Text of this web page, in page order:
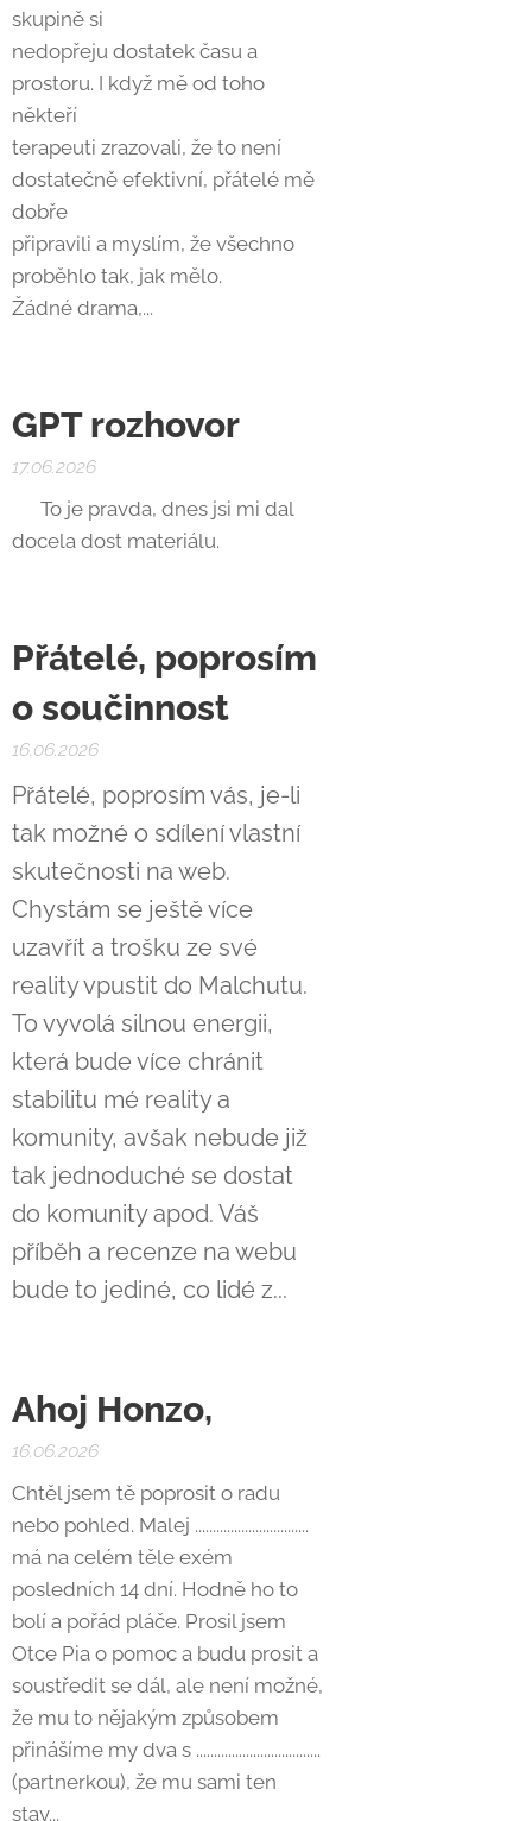
skupině si
nedopřeju dostatek času a
prostoru. I když mě od toho
někteří
terapeuti zrazovali, že to není
dostatečně efektivní, přátelé mě
dobře
připravili a myslím, že všechno
proběhlo tak, jak mělo.
Žádné drama,...
GPT rozhovor
17.06.2026
😄 To je pravda, dnes jsi mi dal
docela dost materiálu.
Přátelé, poprosím
o součinnost
16.06.2026
Přátelé, poprosím vás, je-li
tak možné o sdílení vlastní
skutečnosti na web.
Chystám se ještě více
uzavřít a trošku ze své
reality vpustit do Malchutu.
To vyvolá silnou energii,
která bude více chránit
stabilitu mé reality a
komunity, avšak nebude již
tak jednoduché se dostat
do komunity apod. Váš
příběh a recenze na webu
bude to jediné, co lidé z...
Ahoj Honzo,
16.06.2026
Chtěl jsem tě poprosit o radu
nebo pohled. Malej ................................
má na celém těle exém
posledních 14 dní. Hodně ho to
bolí a pořád pláče. Prosil jsem
Otce Pia o pomoc a budu prosit a
soustředit se dál, ale není možné,
že mu to nějakým způsobem
přinášíme my dva s ...................................
(partnerkou), že mu sami ten
stav...